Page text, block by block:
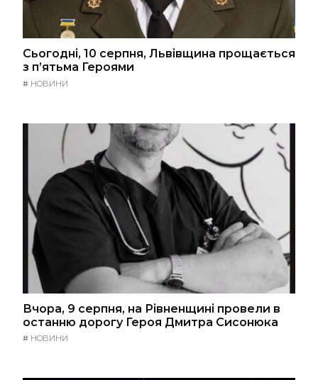
Сьогодні, 10 серпня, Львівщина прощається
з п’ятьма Героями
# НОВИНИ
Вчора, 9 серпня, на Рівненщині провели в
останню дорогу Героя Дмитра Сисонюка
# НОВИНИ